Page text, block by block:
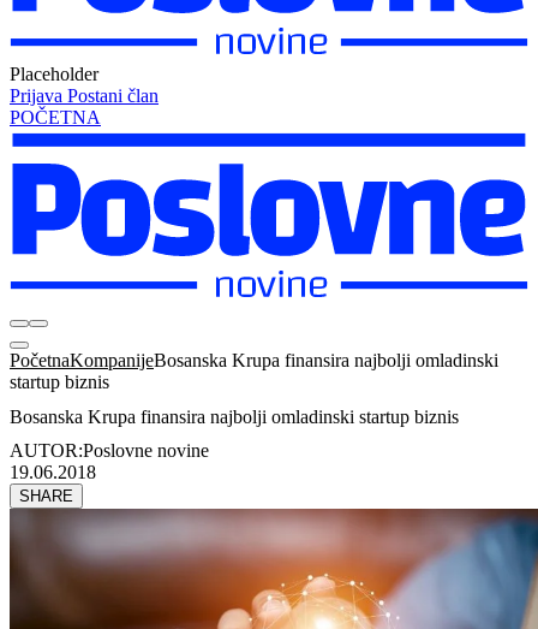
Placeholder
Prijava Postani član
POČETNA
PočetnaKompanijeBosanska Krupa finansira najbolji omladinski
startup biznis
Bosanska Krupa finansira najbolji omladinski startup biznis
AUTOR:Poslovne novine
19.06.2018
SHARE